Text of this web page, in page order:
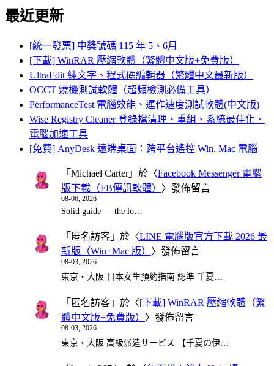
最近更新
[統一發票] 中獎號碼 115 年 5、6月
[下載] WinRAR 壓縮軟體（繁體中文版+免費版）
UltraEdit 純文字、程式碼編輯器（繁體中文最新版）
OCCT 燒機測試軟體（超頻檢測必備工具）
PerformanceTest 電腦效能、運作速度測試軟體(中文版)
Wise Registry Cleaner 登錄檔清理、重組、系統最佳化、
電腦加速工具
[免費] AnyDesk 遠端桌面：跨平台遙控 Win, Mac 電腦
「 Michael Carter」於〈Facebook Messenger 電腦
版下載（FB傳訊軟體） 〉發佈留言
08-06, 2026
Solid guide — the lo…
「 匿名訪客 」於〈LINE 電腦版官方下載 2026 最
新版（Win+Mac 版） 〉發佈留言
08-03, 2026
東京・大阪 日本女生預約指南 認準 千夏…
「 匿名訪客 」於〈[下載] WinRAR 壓縮軟體（繁
體中文版+免費版） 〉發佈留言
08-03, 2026
東京・大阪 高級派遣サービス 【千夏の伊…